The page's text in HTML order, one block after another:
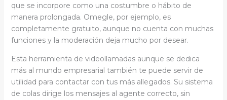
que se incorpore como una costumbre o hábito de
manera prolongada. Omegle, por ejemplo, es
completamente gratuito, aunque no cuenta con muchas
funciones y la moderación deja mucho por desear.
Esta herramienta de videollamadas aunque se dedica
más al mundo empresarial también te puede servir de
utilidad para contactar con tus más allegados. Su sistema
de colas dirige los mensajes al agente correcto, sin